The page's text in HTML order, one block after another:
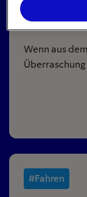
16min
Wenn aus
Überraschung
#Fahren